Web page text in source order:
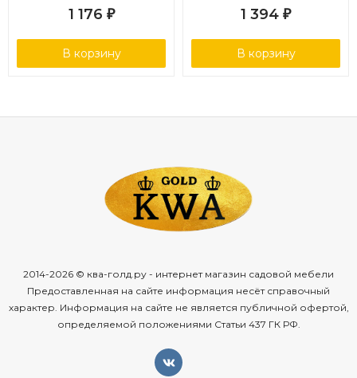
1 176 ₽
В корзину
1 394 ₽
В корзину
2014-2026 © ква-голд.ру - интернет магазин садовой мебели
Предоставленная на сайте информация несёт справочный
характер. Информация на сайте не является публичной офертой,
определяемой положениями Статьи 437 ГК РФ.